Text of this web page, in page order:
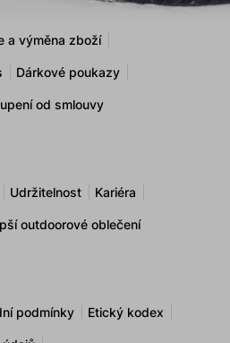
a výměna zboží
Dárkové poukazy
od smlouvy
Udržitelnost Kariéra
outdoorové oblečení
podmínky Etický kodex